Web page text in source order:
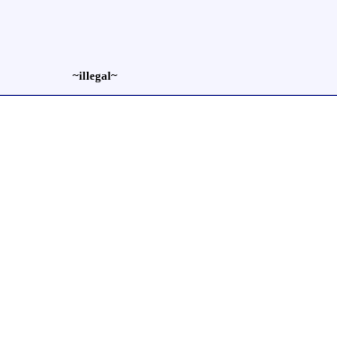
~illegal~